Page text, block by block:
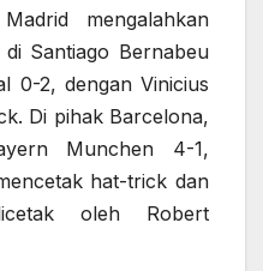
mengalahkan
Santiago Bernabeu
0-2, dengan Vinicius
Di pihak Barcelona,
Munchen 4-1,
hat-trick dan
oleh Robert